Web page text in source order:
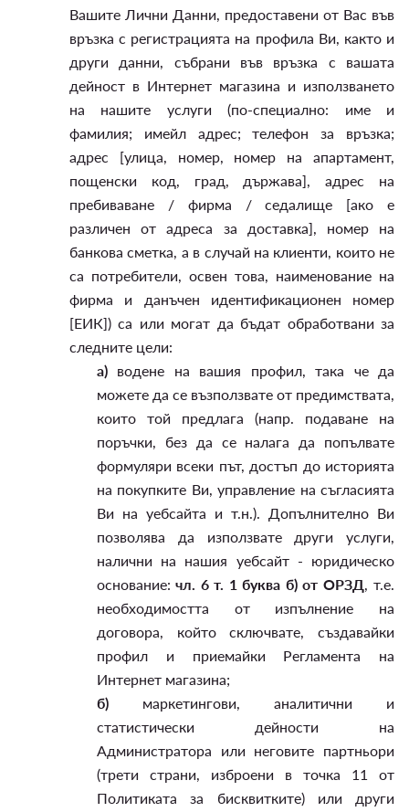
Вашите Лични Данни, предоставени от Вас във
връзка с регистрацията на профила Ви, както и
други данни, събрани във връзка с вашата
дейност в Интернет магазина и използването
на нашите услуги (по-специално: име и
фамилия; имейл адрес; телефон за връзка;
адрес [улица, номер, номер на апартамент,
пощенски код, град, държава], адрес на
пребиваване / фирма / седалище [ако е
различен от адреса за доставка], номер на
банкова сметка, а в случай на клиенти, които не
са потребители, освен това, наименование на
фирма и данъчен идентификационен номер
[ЕИК]) са или могат да бъдат обработвани за
следните цели:
а) водене на вашия профил, така че да
можете да се възползвате от предимствата,
които той предлага (напр. подаване на
поръчки, без да се налага да попълвате
формуляри всеки път, достъп до историята
на покупките Ви, управление на съгласията
Ви на уебсайта и т.н.). Допълнително Ви
позволява да използвате други услуги,
налични на нашия уебсайт - юридическо
основание: чл. 6 т. 1 буква б) от ОРЗД, т.е.
необходимостта от изпълнение на
договора, който сключвате, създавайки
профил и приемайки Регламента на
Интернет магазина;
б) маркетингови, аналитични и
статистически дейности на
Администратора или неговите партньори
(трети страни, изброени в точка 11 от
Политиката за бисквитките) или други